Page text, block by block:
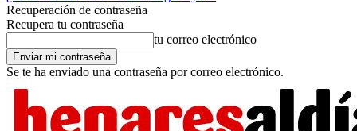
Recuperación de contraseña
Recupera tu contraseña
tu correo electrónico
Se te ha enviado una contraseña por correo electrónico.